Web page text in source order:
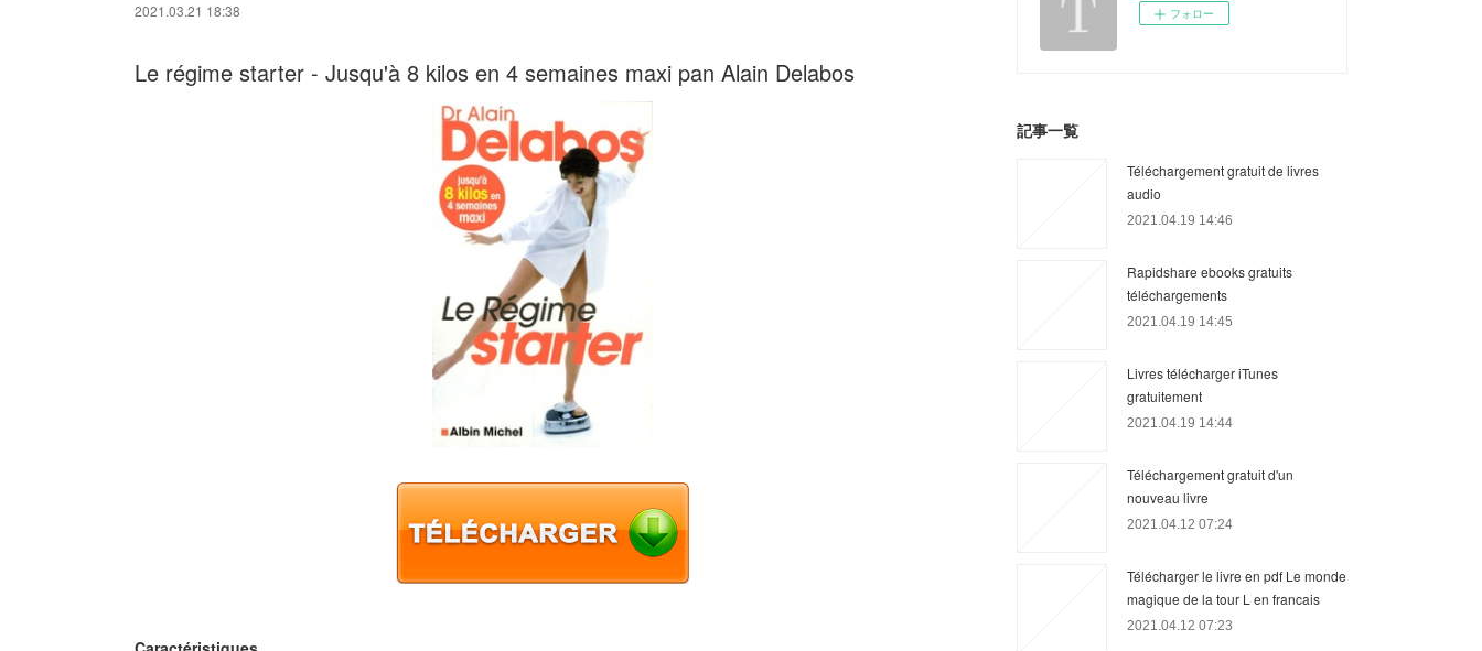
2021.03.21 18:38
Le régime starter - Jusqu'à 8 kilos en 4 semaines maxi pan Alain Delabos
フォロー
記事一覧
Téléchargement gratuit de livres
audio
2021.04.19 14:46
Rapidshare ebooks gratuits
téléchargements
2021.04.19 14:45
Livres télécharger iTunes
gratuitement
2021.04.19 14:44
Téléchargement gratuit d'un
nouveau livre
2021.04.12 07:24
Télécharger le livre en pdf Le monde
magique de la tour L en francais
2021.04.12 07:23